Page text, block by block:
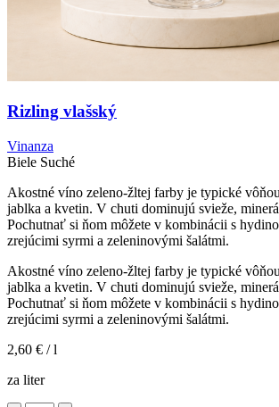
Rizling vlašský
Vinanza
Biele Suché
Akostné víno zeleno-žltej farby je typické
jablka a kvetin. V chuti dominujú svieže,
Pochutnať si ňom môžete v kombinácii s
zrejúcimi syrmi a zeleninovými šalátmi.
Akostné víno zeleno-žltej farby je typické
jablka a kvetin. V chuti dominujú svieže,
Pochutnať si ňom môžete v kombinácii s
zrejúcimi syrmi a zeleninovými šalátmi.
2,60 € / l
za liter